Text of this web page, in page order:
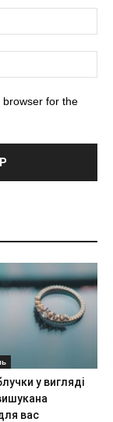
browser for the
у вигляді
вас